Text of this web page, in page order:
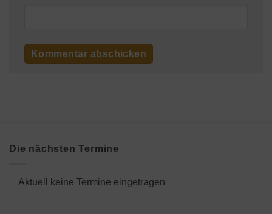
Die nächsten Termine
Aktuell keine Termine eingetragen